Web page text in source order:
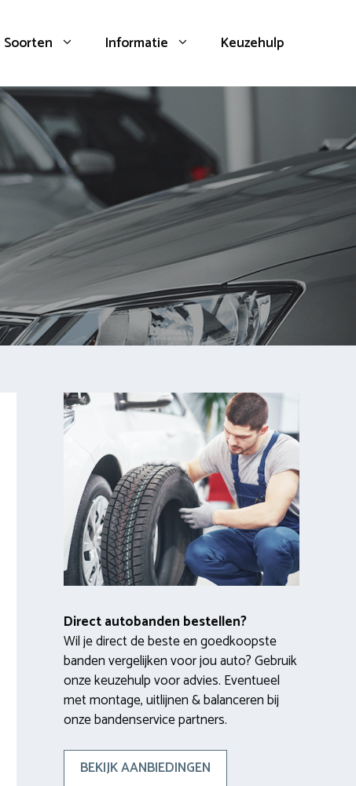
Soorten Informatie Keuzehulp
Direct autobanden bestellen?
Wil je direct de beste en goedkoopste
banden vergelijken voor jou auto? Gebruik
onze keuzehulp voor advies. Eventueel
met montage, uitlijnen & balanceren bij
onze bandenservice partners.
BEKIJK AANBIEDINGEN